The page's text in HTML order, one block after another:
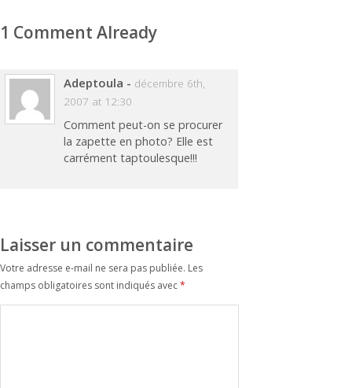
1 Comment Already
Adeptoula - décembre 6th,
2007 at 12:30
Comment peut-on se procurer
la zapette en photo? Elle est
carrément taptoulesque!!!
Laisser un commentaire
Votre adresse e-mail ne sera pas publiée. Les
champs obligatoires sont indiqués avec*